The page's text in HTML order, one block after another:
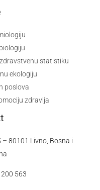
statistiku
ekologiju
poslova
zdravlja
80101 Livno, Bosna i
563